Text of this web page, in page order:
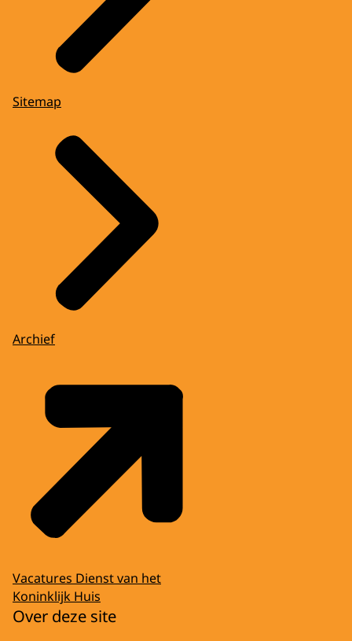
Sitemap
Archief
Vacatures Dienst van het
Koninklijk Huis
Over deze site